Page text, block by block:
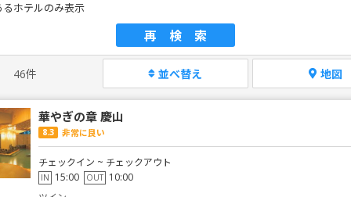
るホテルのみ表示
再検索
46件 並べ替え 地図
華やぎの章 慶山
8.3 非常に良い
チェックイン ~ チェックアウト
IN 15:00 OUT 10:00